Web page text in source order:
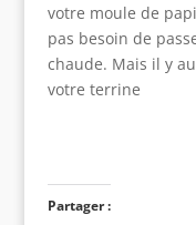
votre moule de
pas besoin de
chaude. Mais il y
votre terrine
Partager :